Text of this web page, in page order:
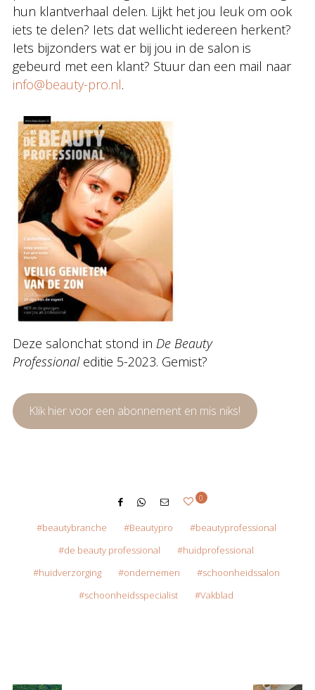
hun klantverhaal delen. Lijkt het jou leuk om ook
iets te delen? Iets dat wellicht iedereen herkent?
Iets bijzonders wat er bij jou in de salon is
gebeurd met een klant? Stuur dan een mail naar
info@beauty-pro.nl.
Deze salonchat stond in De Beauty
Professional editie 5-2023. Gemist?
Klik hier voor een abonnement en mis niks!
0
beautybranche Beautypro
beautyprofessional
de beauty professional
huidprofessional
huidverzorging
ondernemen
schoonheidssalon
schoonheidsspecialist
Vakblad